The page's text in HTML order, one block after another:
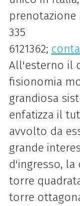
prenotazione
335
6121362;
All'esterno il
fisionomia
grandiosa
enfatizza il
avvolto da
grande
d'ingresso, la
torre
torre